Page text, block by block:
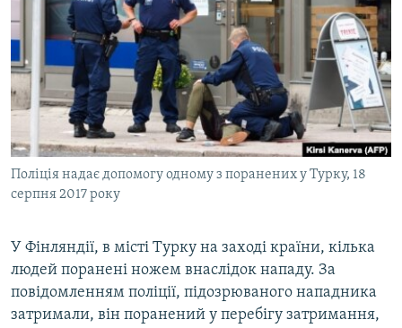
СПЕЦПРОЕКТИ
ДЕПОРТАЦІЯ
ВІДЕОУРОКИ «ELIFBE»
СВІДЧЕННЯ ОКУПАЦІЇ
УКРАЇНСЬКА ПРОБЛЕМА КРИМУ
ІНФОГРАФІКА
ЯК ОБІЙТИ БЛОКУВАННЯ
Русский
Qırımtatar
ДОЛУЧАЙСЯ!
Усі сайти RFE/RL
Поліція надає допомогу одному з поранених у Турку, 18
серпня 2017 року
У Фінляндії, в місті Турку на заході країни, кілька
людей поранені ножем внаслідок нападу. За
повідомленням поліції, підозрюваного нападника
затримали, він поранений у перебігу затримання,